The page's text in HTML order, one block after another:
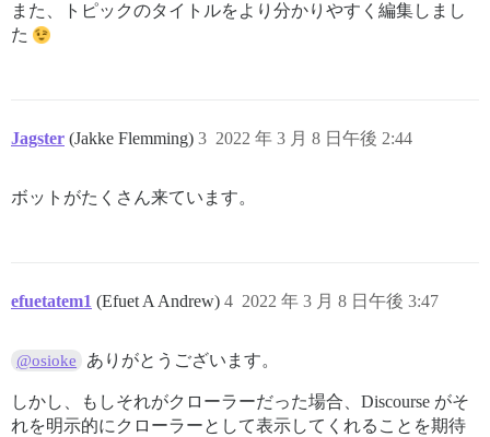
また、トピックのタイトルをより分かりやすく編集しまし
た
Jagster (Jakke Flemming) 2022 年 3 月 8 日午後 2:44
3
ボットがたくさん来ています。
efuetatem1 (Efuet A Andrew) 2022 年 3 月 8 日午後 3:47
4
@osioke ありがとうございます。
しかし、もしそれがクローラーだった場合、Discourse がそ
れを明示的にクローラーとして表示してくれることを期待